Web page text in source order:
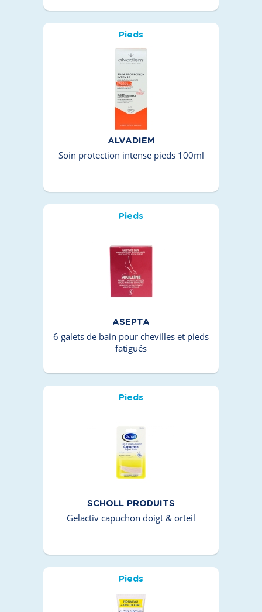
Pieds
ALVADIEM
Soin protection intense pieds 100ml
Pieds
ASEPTA
6 galets de bain pour chevilles et pieds
fatigués
Pieds
SCHOLL PRODUITS
Gelactiv capuchon doigt & orteil
Pieds